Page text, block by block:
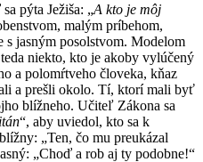
pýta Ježiša: „A kto je môj
malým príbehom,
jasným posolstvom. Modelom
niekto, kto je akoby vylúčený
a polomŕtveho človeka, kňaz
a prešli okolo. Tí, ktorí mali byť
blížneho. Učiteľ Zákona sa
“, aby uviedol, kto sa k
„Ten, čo mu preukázal
„Choď a rob aj ty podobne!“